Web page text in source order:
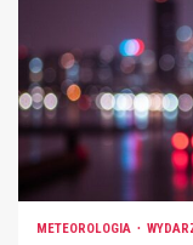
METEOROLOGIA